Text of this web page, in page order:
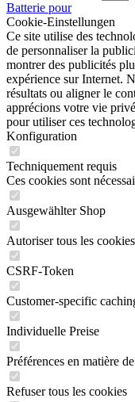
Batterie pour
Cookie-Einstellungen
Ce site utilise des
de personnaliser la
montrer des publicités
expérience sur Internet.
résultats ou aligner le
apprécions votre vie
pour utiliser ces
Konfiguration
Techniquement requis
Ces cookies sont
Ausgewählter Shop
Autoriser tous les cookies
CSRF-Token
Customer-specific
Individuelle Preise
Préférences en matière
Refuser tous les cookies